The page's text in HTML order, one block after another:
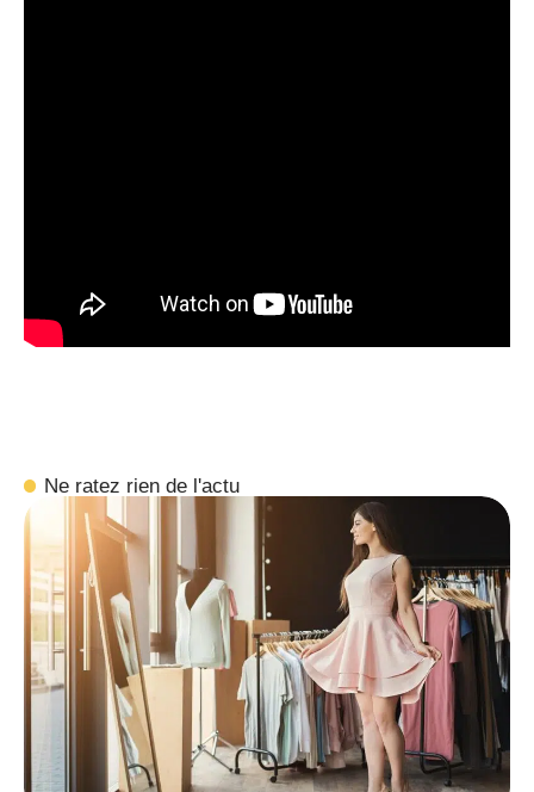
Ne ratez rien de l'actu